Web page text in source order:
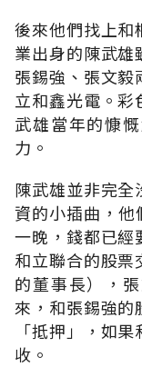
後來他們找上和
業出身的陳武
張錫強、張文毅
立和鑫光電。
武雄當年的慷
力。
陳武雄並非完
資的小插曲，
一晚，錢都已經
和立聯合的股
的董事長），
來，和張錫強的
「抵押」，如
收。